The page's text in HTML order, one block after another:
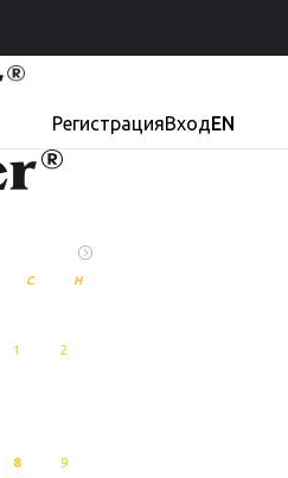
РегистрацияВходEN
С Н
1 2
8 9